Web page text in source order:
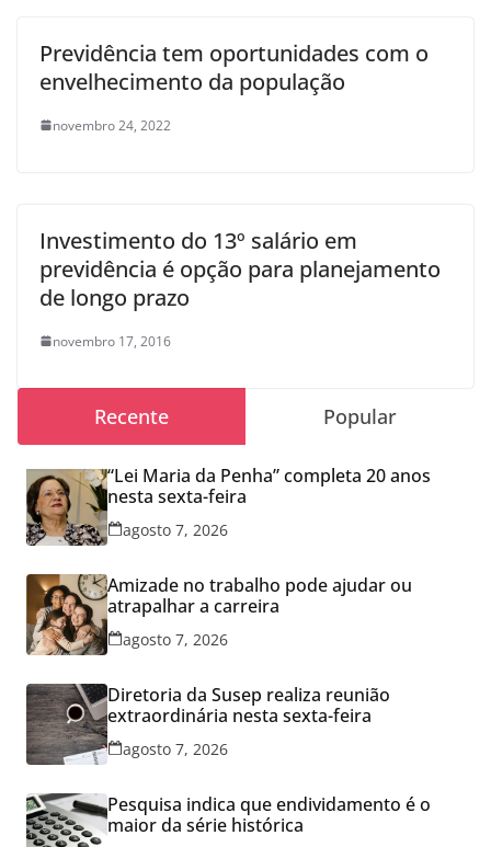
Previdência tem oportunidades com o
envelhecimento da população
novembro 24, 2022
Investimento do 13º salário em
previdência é opção para planejamento
de longo prazo
novembro 17, 2016
Recente Popular
“Lei Maria da Penha” completa 20 anos
nesta sexta-feira
agosto 7, 2026
Amizade no trabalho pode ajudar ou
atrapalhar a carreira
agosto 7, 2026
Diretoria da Susep realiza reunião
extraordinária nesta sexta-feira
agosto 7, 2026
Pesquisa indica que endividamento é o
maior da série histórica